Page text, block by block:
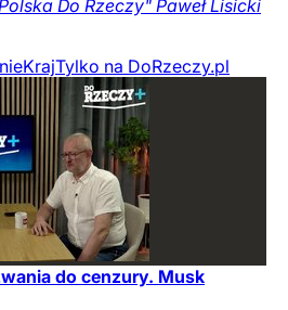
Do Rzeczy" Paweł Lisicki
KrajTylko na DoRzeczy.pl
do cenzury. Musk